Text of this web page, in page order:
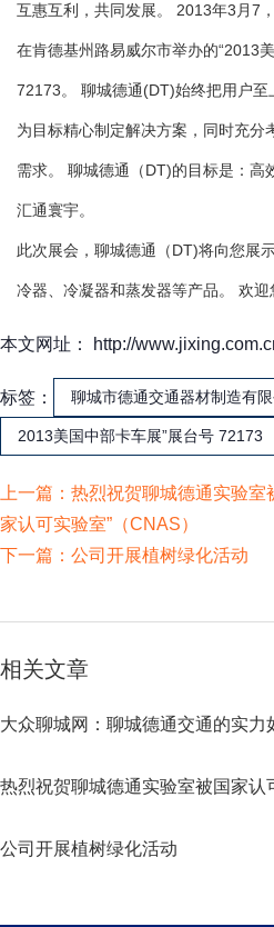
互惠互利，共同发展。 2013年3月7
在肯德基州路易威尔市举办的“2013
72173。 聊城德通(DT)始终把用户
为目标精心制定解决方案，同时充分
需求。 聊城德通（DT)的目标是：高
汇通寰宇。
此次展会，聊城德通（DT)将向您展
冷器、冷凝器和蒸发器等产品。 欢迎
本文网址： http://
标签： 聊城市德通交通器材制造有限
2013美国中部卡车展”展台号 72173
上一篇： 热烈祝贺聊城德通实验室
家认可实验室”（CNAS）
下一篇： 公司开展植树绿化活动
相关文章
大众聊城网：聊城德通交通的实力
热烈祝贺聊城德通实验室被国家认
公司开展植树绿化活动